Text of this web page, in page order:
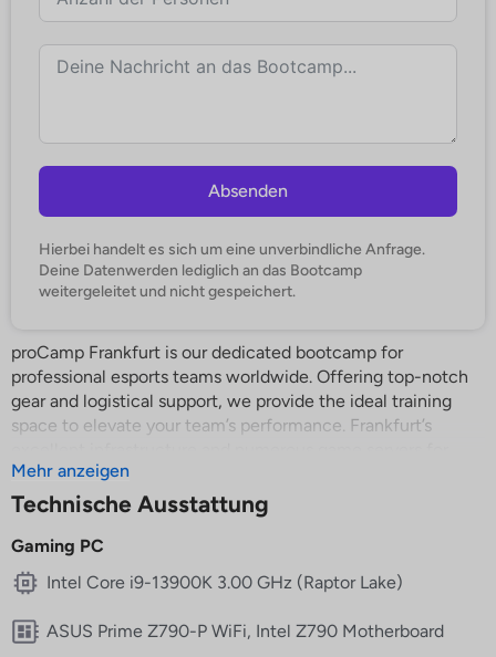
proCamp Frankfurt is our dedicated bootcamp for
professional esports teams worldwide. Offering top-notch
gear and logistical support, we provide the ideal training
space to elevate your team’s performance. Frankfurt’s
#Fifa23, #CSGO, #Dota2, #Leagueoflegends, #Valorant,
#COD, #Overwatch, and #PubG make it an esports hub.
Benefit from an unbeatable ping of 3-8ms paired with high-
end gaming hardware. Our additional services include:
Hotel bookings
Mehr anzeigen
Technische Ausstattung
Gaming PC
Intel Core i9-13900K 3.00 GHz (Raptor Lake)
ASUS Prime Z790-P WiFi, Intel Z790 Motherboard
Absenden
Hierbei handelt es sich um eine unverbindliche Anfrage.
Deine Datenwerden lediglich an das Bootcamp
weitergeleitet und nicht gespeichert.